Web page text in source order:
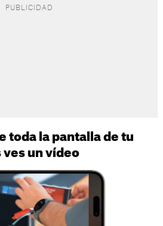
toda la pantalla de tu
un vídeo